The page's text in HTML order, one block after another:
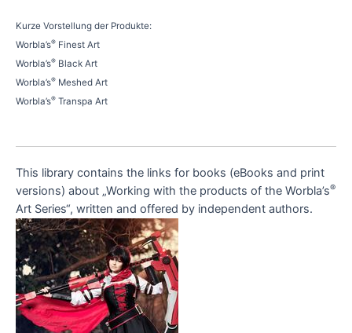
Kurze Vorstellung der Produkte:
Worbla’s® Finest Art
Worbla’s® Black Art
Worbla’s® Meshed Art
Worbla’s® Transpa Art
This library contains the links for books (eBooks and print
versions) about „Working with the products of the Worbla’s®
Art Series“, written and offered by independent authors.